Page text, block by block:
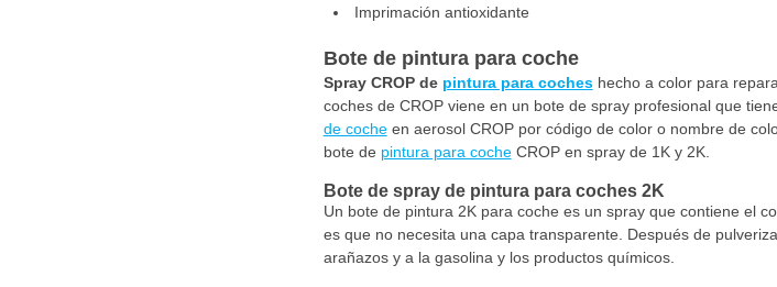
Imprimación antioxidante
Bote de pintura para coche
Spray CROP de pintura para cocheshecho a color para
coches de CROP viene en un bote de spray profesional que
de cocheen aerosol CROP por código de color o nombre de
bote de pintura para cocheCROP en spray de 1K y 2K.
Bote de spray de pintura para coches 2K
Un bote de pintura 2K para coche es un spray que contiene el
es que no necesita una capa transparente. Después de
arañazos y a la gasolina y los productos químicos.